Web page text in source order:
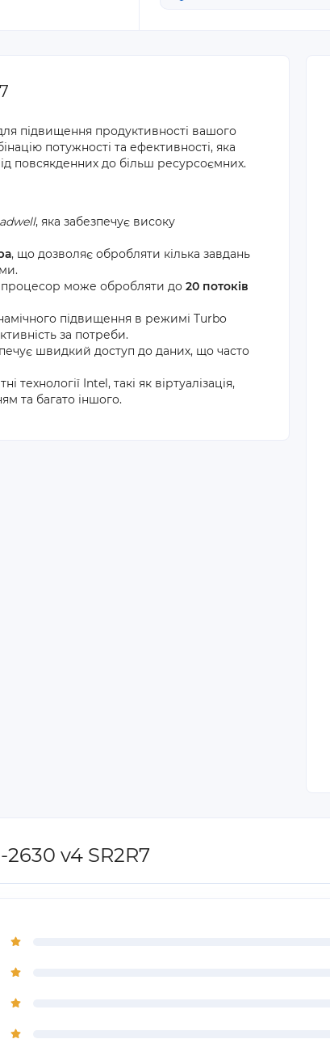
підвищення продуктивності вашого
потужності та ефективності, яка
повсякденних до більш ресурсоємних.
, яка забезпечує високу
, що дозволяє обробляти кілька завдань
процесор може обробляти до 20 потоків
підвищення в режимі Turbo
за потреби.
швидкий доступ до даних, що часто
технології Intel, такі як віртуалізація,
та багато іншого.
v4 SR2R7